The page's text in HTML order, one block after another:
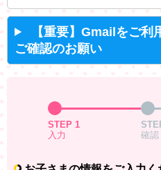
【重要】Gmailをご利
ご確認のお願い
STEP 1
入力
確認